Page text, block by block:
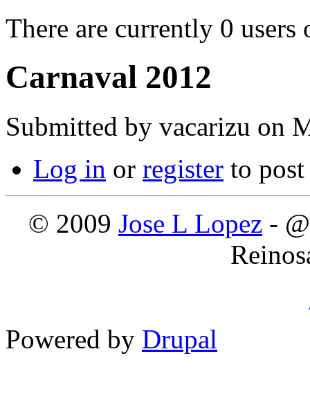
There are currently 0 users
Carnaval 2012
Submitted by vacarizu on
Log in or register to
© 2009 Jose L Lopez -
Powered by Drupal